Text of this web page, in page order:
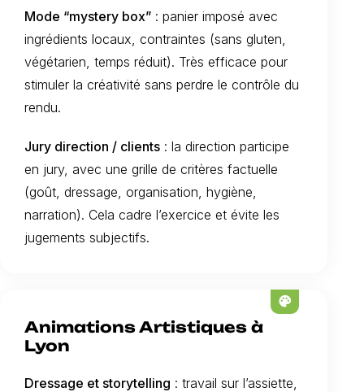
Mode “mystery box” : panier imposé avec
ingrédients locaux, contraintes (sans gluten,
végétarien, temps réduit). Très efficace pour
stimuler la créativité sans perdre le contrôle du
rendu.
Jury direction / clients : la direction participe
en jury, avec une grille de critères factuelle
(goût, dressage, organisation, hygiène,
narration). Cela cadre l’exercice et évite les
jugements subjectifs.
Animations Artistiques à
Lyon
Dressage et storytelling : travail sur l’assiette,
palette